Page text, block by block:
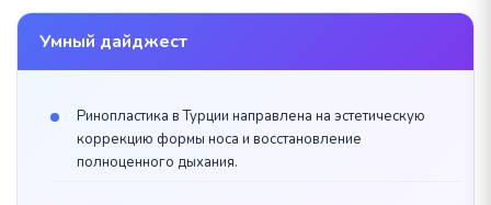
Умный дайджест
Ринопластика в Турции направлена на эстетическую
коррекцию формы носа и восстановление
полноценного дыхания.